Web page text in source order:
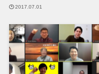
2017.07.01